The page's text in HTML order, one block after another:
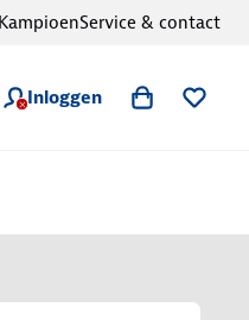
Inloggen
KampioenService & contact